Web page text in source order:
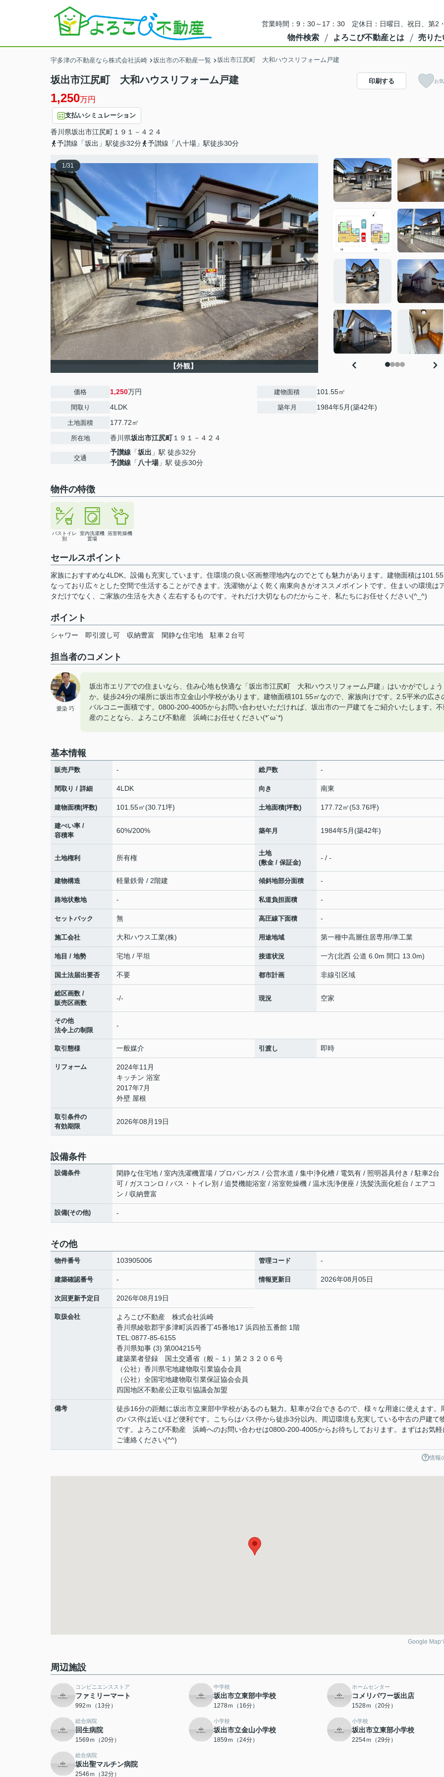
営業時間：9：30～17：30 定休日：日曜日、祝日、第2
物件検索 よろこび不動産とは 売りた
宇多津の不動産なら株式会社浜崎 坂出市の不動産一覧 坂出市江尻町 大和ハウスリフォーム戸建
坂出市江尻町 大和ハウスリフォーム戸建
1,250万円
支払いシミュレーション
香川県坂出市江尻町 １９１－４２４
予讃線「坂出」駅徒歩32分
予讃線「八十場」駅徒歩30分
印刷する お
1/31
【外観】
価格 1,250万円
間取り 4LDK
土地面積 177.72㎡
所在地 香川県坂出市江尻町１９１－４２４
交通
予讃線 「坂出 」駅 徒歩32分
予讃線 「 八十場」駅 徒歩30分
建物面積 101.55㎡
築年月 1984年5月(築42年)
物件の特徴
バストイレ
別
室内洗濯機
置場
浴室乾燥機
セールスポイント
家族におすすめな4LDK。設備も充実しています。住環境の良い区画整理地内なのでとても魅力があります。建物面積は
なっており広々とした空間で生活することができます。洗濯物がよく乾く南東向きがオススメポイントです。住まいの環境は
タだけでなく、ご家族の生活を大きく左右するものです。それだけ大切なものだからこそ、私たちにお任せください(^_^)
ポイント
シャワー 即引渡し可 収納豊富 閑静な住宅地 駐車２台可
担当者のコメント
愛染 巧
坂出市エリアでの住まいなら、住み心地も快適な「坂出市江尻町 大和ハウスリフォーム戸建」はいかがでしょう
か。徒歩24分の場所に坂出市立金山小学校があります。建物面積101.55㎡なので、家族向けです。2.5平米の広さ
バルコニー面積です。0800-200-4005からお問い合わせいただければ、坂出市の一戸建てをご紹介いたします。
産のことなら、よろこび不動産 浜崎にお任せください(*´ω`*)
基本情報
販売戸数 - 総戸数 -
間取り / 詳細 4LDK 向き 南東
建物面積(坪数) 101.55㎡(30.71坪) 土地面積(坪数) 177.72㎡(53.76坪)
建ぺい率 /
容積率
60%/200% 築年月 1984年5月(築42年)
土地権利 所有権
土地
(敷金 / 保証金)
- / -
建物構造 軽量鉄骨 / 2階建 傾斜地部分面積 -
路地状敷地 - 私道負担面積 -
セットバック 無 高圧線下面積 -
施工会社 大和ハウス工業(株) 用途地域 第一種中高層住居専用/準工業
地目 / 地勢 宅地 / 平坦 接道状況 一方(北西 公道 6.0m 間口 13.0m)
国土法届出要否 不要 都市計画 非線引区域
総区画数 /
販売区画数
-/- 現況 空家
その他
法令上の制限
-
取引態様 一般媒介 引渡し 即時
リフォーム
2024年11月
キッチン 浴室
2017年7月
外壁 屋根
取引条件の
有効期限
2026年08月19日
設備条件
設備条件
閑静な住宅地 / 室内洗濯機置場 / プロパンガス / 公営水道 / 集中浄化槽 / 電気有 / 照明器具付き / 駐車2台
可 / ガスコンロ / バス・トイレ別 / 追焚機能浴室 / 浴室乾燥機 / 温水洗浄便座 / 洗髪洗面化粧台 / エアコ
ン / 収納豊富
設備(その他) -
その他
物件番号 103905006 管理コード -
建築確認番号 - 情報更新日 2026年08月05日
次回更新予定日 2026年08月19日
取扱会社
よろこび不動産 株式会社浜崎
香川県綾歌郡宇多津町浜四番丁45番地17 浜四拾五番館 1階
TEL:0877-85-6155
香川県知事 (3) 第004215号
建築業者登録 国土交通省（般－１）第２３２０６号
（公社）香川県宅地建物取引業協会会員
（公社）全国宅地建物取引業保証協会会員
四国地区不動産公正取引協議会加盟
備考
徒歩16分の距離に坂出市立東部中学校があるのも魅力。駐車が2台できるので、様々な用途に使えます。
のバス停は近いほど便利です。こちらはバス停から徒歩3分以内。周辺環境も充実している中古の戸建て
です。よろこび不動産 浜崎へのお問い合わせは0800-200-4005からお待ちしております。まずはお気軽
ご連絡ください(^^)
情報
Google Map
周辺施設
コンビニエンスストア
ファミリーマート
992ｍ（13分）
中学校
坂出市立東部中学校
1278ｍ（16分）
ホームセンター
コメリパワー坂出店
1528ｍ（20分）
総合病院
回生病院
1569ｍ（20分）
小学校
坂出市立金山小学校
1859ｍ（24分）
小学校
坂出市立東部小学校
2254ｍ（29分）
総合病院
坂出聖マルチン病院
2546ｍ（32分）